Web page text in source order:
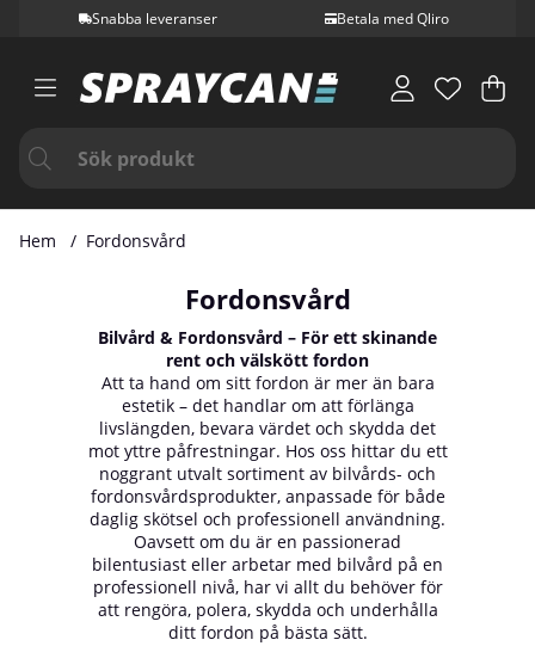
Snabba leveranser Betala med Qliro
.
Hem Fordonsvård
Fordonsvård
Bilvård & Fordonsvård – För ett skinande
rent och välskött fordon
Att ta hand om sitt fordon är mer än bara
estetik – det handlar om att förlänga
livslängden, bevara värdet och skydda det
mot yttre påfrestningar. Hos oss hittar du ett
noggrant utvalt sortiment av bilvårds- och
fordonsvårdsprodukter, anpassade för både
daglig skötsel och professionell användning.
Oavsett om du är en passionerad
bilentusiast eller arbetar med bilvård på en
professionell nivå, har vi allt du behöver för
att rengöra, polera, skydda och underhålla
ditt fordon på bästa sätt.